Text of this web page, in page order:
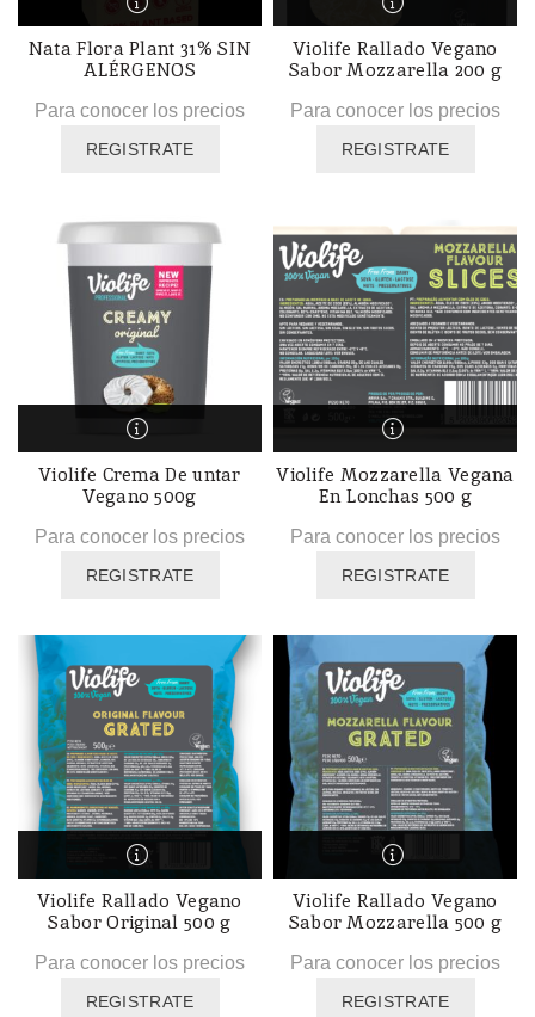
Nata Flora Plant 31% SIN
ALÉRGENOS
Para conocer los precios
REGISTRATE
Violife Rallado Vegano
Sabor Mozzarella 200 g
Para conocer los precios
REGISTRATE
Violife Crema De untar
Vegano 500g
Para conocer los precios
REGISTRATE
Violife Mozzarella Vegana
En Lonchas 500 g
Para conocer los precios
REGISTRATE
Violife Rallado Vegano
Sabor Original 500 g
Para conocer los precios
REGISTRATE
Violife Rallado Vegano
Sabor Mozzarella 500 g
Para conocer los precios
REGISTRATE